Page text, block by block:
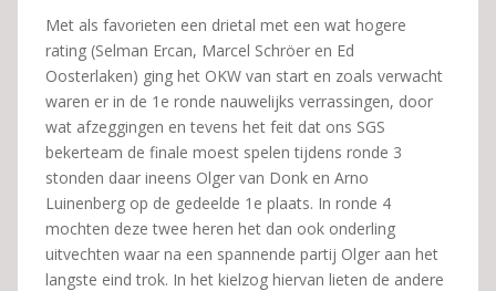
Met als favorieten een drietal met een wat hogere
rating (Selman Ercan, Marcel Schröer en Ed
Oosterlaken) ging het OKW van start en zoals verwacht
waren er in de 1e ronde nauwelijks verrassingen, door
wat afzeggingen en tevens het feit dat ons SGS
bekerteam de finale moest spelen tijdens ronde 3
stonden daar ineens Olger van Donk en Arno
Luinenberg op de gedeelde 1e plaats. In ronde 4
mochten deze twee heren het dan ook onderling
uitvechten waar na een spannende partij Olger aan het
langste eind trok. In het kielzog hiervan lieten de andere